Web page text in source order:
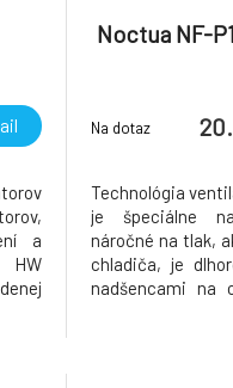
a
HW
Noctua NF-
Na dotaz
Technológia
je špeciálne
náročné na tlak,
chladiča, je
nadšencami na